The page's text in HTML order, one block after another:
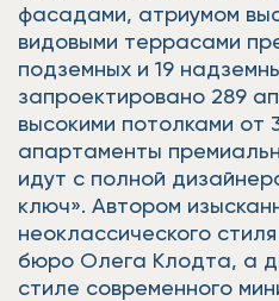
фасадами, атриумом
видовыми террасами
подземных и 19
запроектировано 289
высокими потолками от
апартаменты
идут с полной
ключ». Автором
неоклассического
бюро Олега Клодта, а
стиле современного